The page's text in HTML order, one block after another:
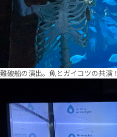
難破船の演出。魚とガイコツの共演！